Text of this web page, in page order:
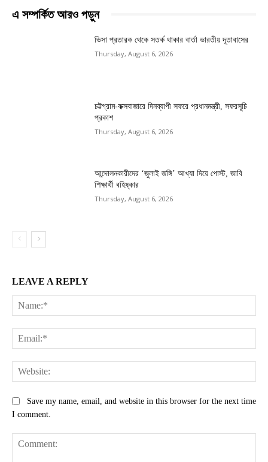
এ সম্পর্কিত আরও পড়ুন
ভিসা প্রতারক থেকে সতর্ক থাকার বার্তা ভারতীয় দূতাবাসের
Thursday, August 6, 2026
চট্টগ্রাম-কক্সবাজারে দিনব্যাপী সফরে প্রধানমন্ত্রী, সফরসূচি
প্রকাশ
Thursday, August 6, 2026
আন্দোলনকারীদের ‘জুলাই জঙ্গি’ আখ্যা দিয়ে পোস্ট, জাবি
শিক্ষার্থী বহিষ্কার
Thursday, August 6, 2026
LEAVE A REPLY
Save my name, email, and website in this browser for the next time
I comment.